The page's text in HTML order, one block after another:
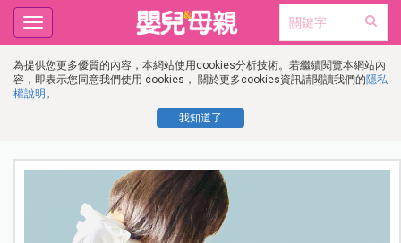
為提供您更多優質的內容，本網站使用cookies分析技術。若繼續閱覽本網站內
容，即表示您同意我們使用 cookies， 關於更多cookies資訊請閱讀我們的隱私
權說明 。
我知道了
Toggle
navigation